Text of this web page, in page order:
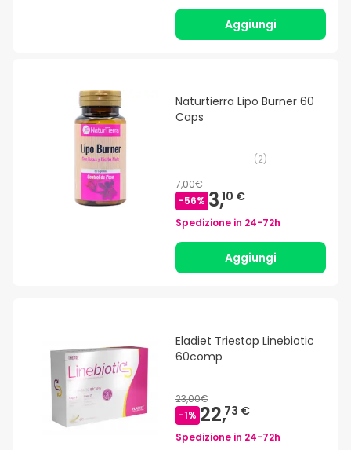
Aggiungi
Naturtierra Lipo Burner 60
Caps
(2)
7,00€
-56% 3,10 €
Spedizione in 24-72h
Aggiungi
Eladiet Triestop Linebiotic
60comp
23,00€
-1% 22,73 €
Spedizione in 24-72h